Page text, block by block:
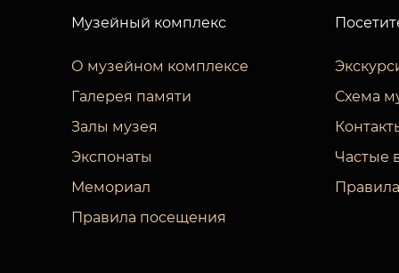
Музейный комплекс
О музейном комплексе
Галерея памяти
Залы музея
Экспонаты
Мемориал
Правила посещения
Схема
Частые